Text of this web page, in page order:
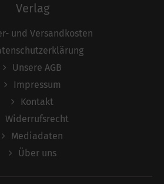
Verlag
und Versandkosten
Unsere AGB
Impressum
Kontakt
Widerrufsrecht
Mediadaten
Über uns